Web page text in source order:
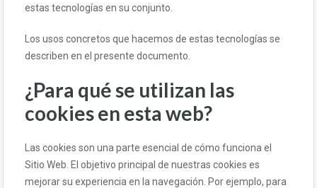
estas tecnologías en su conjunto.
Los usos concretos que hacemos de estas tecnologías se
describen en el presente documento.
¿Para qué se utilizan las
cookies en esta web?
Las cookies son una parte esencial de cómo funciona el
Sitio Web. El objetivo principal de nuestras cookies es
mejorar su experiencia en la navegación. Por ejemplo, para